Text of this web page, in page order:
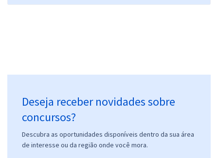
Deseja receber novidades sobre
concursos?
Descubra as oportunidades disponíveis dentro da sua área
de interesse ou da região onde você mora.